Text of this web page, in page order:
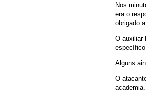
Nos
era o
obrigado
O auxiliar
Alguns
O
academia.